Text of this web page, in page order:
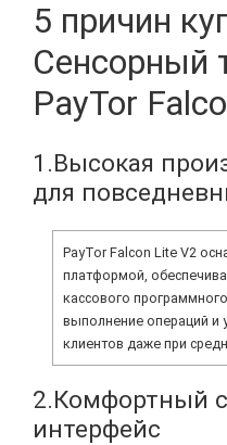
5 причин
Сенсорный
PayTor
1.Высокая
для
PayTor Falcon Lite V2
платформой,
кассового
выполнение операций и
клиентов даже при
2.Комфортный
интерфейс